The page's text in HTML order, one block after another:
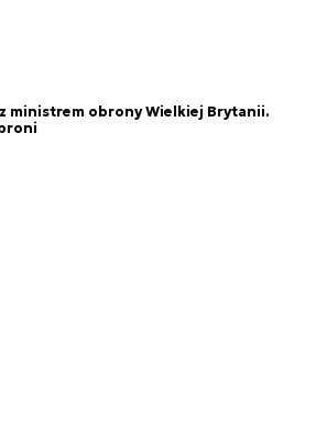
ministrem obrony Wielkiej Brytanii.